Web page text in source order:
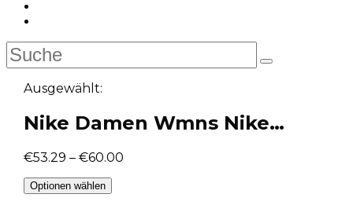
Ausgewählt:
Nike Damen Wmns Nike…
€53.29 – €60.00
Optionen wählen